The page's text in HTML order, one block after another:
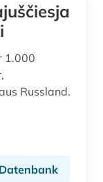
1.000
Russland.